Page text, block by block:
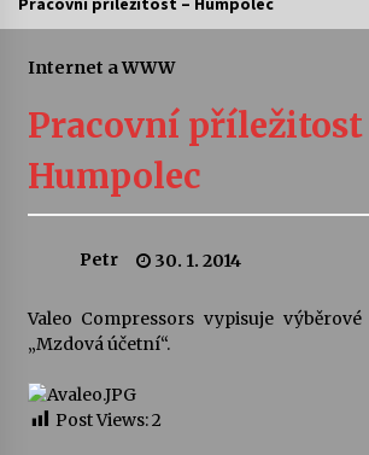
Sukuba Ensemble
Vernisáž výstavy Josefíny
kapkou
Veselí muzikanti
Internet a WWW
Pracovní
Humpolec
Petr 30. 1. 2014
Valeo Compressors vypisuje
„Mzdová účetní“.
Post Views:2